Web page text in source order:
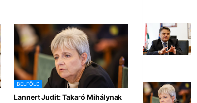
BELFÖLD
Lannert Judit: Takaró Mihálynak